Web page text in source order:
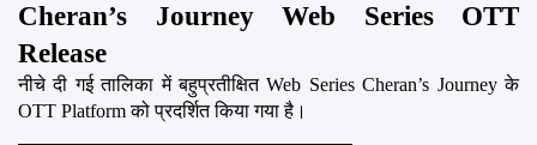
Cheran’s Journey Web Series OTT
Release
नीचे दी गई तालिका में बहुप्रतीक्षित Web Series Cheran’s Journey के
OTT Platform को प्रदर्शित किया गया है।